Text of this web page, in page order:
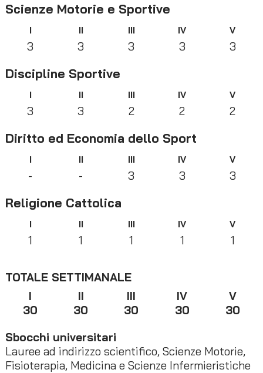
Scienze Motorie e Sportive
I
3
II
3
III
3
IV
3
V
3
Discipline Sportive
I
3
II
3
III
2
IV
2
V
2
Diritto ed Economia dello Sport
I
-
II
-
III
3
IV
3
V
3
Religione Cattolica
I
1
II
1
III
1
IV
1
V
1
TOTALE SETTIMANALE
I
30
II
30
III
30
IV
30
V
30
Sbocchi universitari
Lauree ad indirizzo scientifico, Scienze Motorie,
Fisioterapia, Medicina e Scienze Infermieristiche